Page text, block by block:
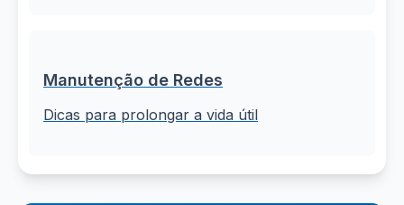
Manutenção de Redes
Dicas para prolongar a vida útil